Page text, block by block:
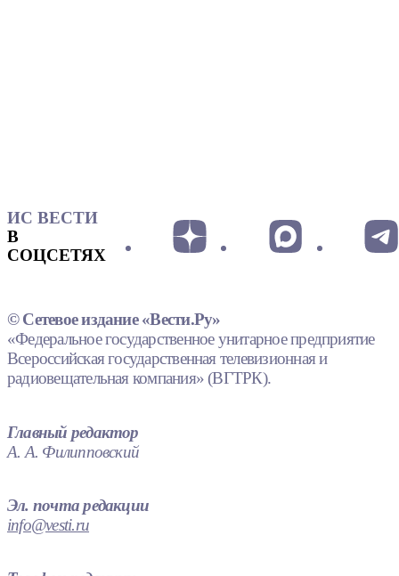
ИС ВЕСТИ
В
СОЦСЕТЯХ
© Сетевое издание «Вести.Ру»
«Федеральное государственное унитарное предприятие
Всероссийская государственная телевизионная и
радиовещательная компания» (ВГТРК).
Главный редактор
А. А. Филипповский
Эл. почта редакции
info@vesti.ru